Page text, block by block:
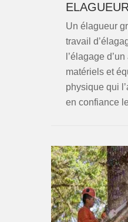
Un élagueur
travail
l’élagage
matériels et
physique qui
en confiance